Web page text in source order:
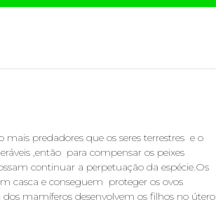
predadores que os seres terrestres e o
,então para compensar os peixes
continuar a perpetuação da espécie.Os
casca e conseguem proteger os ovos
mamíferos desenvolvem os filhos no útero